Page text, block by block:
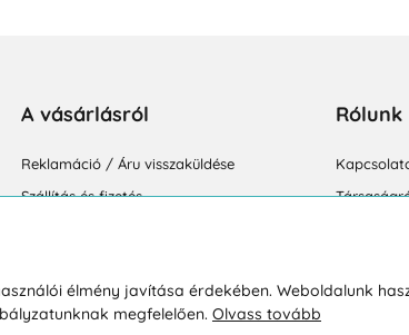
A vásárlásról
Reklamáció / Áru visszaküldése
Szállítás és fizetés
Hírek
Keresés betegség szerint
Rólunk
élmény javítása érdekében. Weboldalunk
megfelelően. Olvass tovább